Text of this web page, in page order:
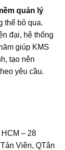
quản lý
thể bỏ qua.
đại, hệ thống
giúp KMS
tạo nên
yêu cầu.
– 28
Viên, QTân